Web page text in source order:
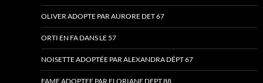
OLIVER ADOPTE PAR AURORE DET 67
ORTI EN FA DANS LE 57
NOISETTE ADOPTÉE PAR ALEXANDRA DÉPT 67
FAME ADOPTEE PAR FLORIANE DEPT 88